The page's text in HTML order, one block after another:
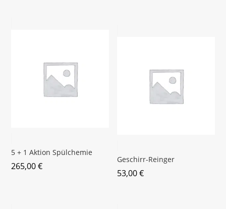
5 + 1 Aktion Spülchemie
265,00€
Geschirr-Reinger
53,00€